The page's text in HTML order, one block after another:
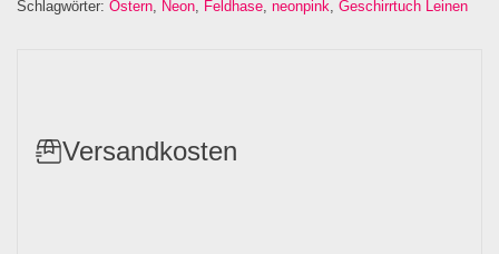
Schlagwörter: Ostern Neon Feldhase neonpink Geschirrtuch Leinen
Versandkosten